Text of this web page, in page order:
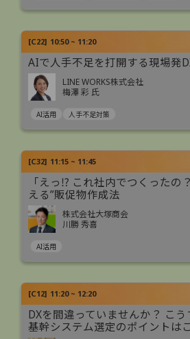
[C22] 10:50 ~ 11:20
AIで人手不足を打開する現場発
LINE WORKS株式会社
梅澤 彩 氏
AI活用 人手不足対策
[C32] 11:15 ~ 11:45
「えっ⁉ これ社内でつくったの
える”販促物作成法
株式会社大塚商会
川勝 秀喜
AI活用
[C12] 11:20 ~ 12:20
DXを間違っていませんか？ こう
基幹システム選定のポイントは